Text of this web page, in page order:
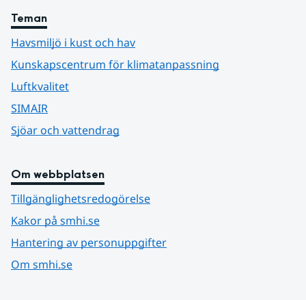
Teman
Havsmiljö i kust och hav
Kunskapscentrum för klimatanpassning
Luftkvalitet
SIMAIR
Sjöar och vattendrag
Om webbplatsen
Tillgänglighetsredogörelse
Kakor på smhi.se
Hantering av personuppgifter
Om smhi.se